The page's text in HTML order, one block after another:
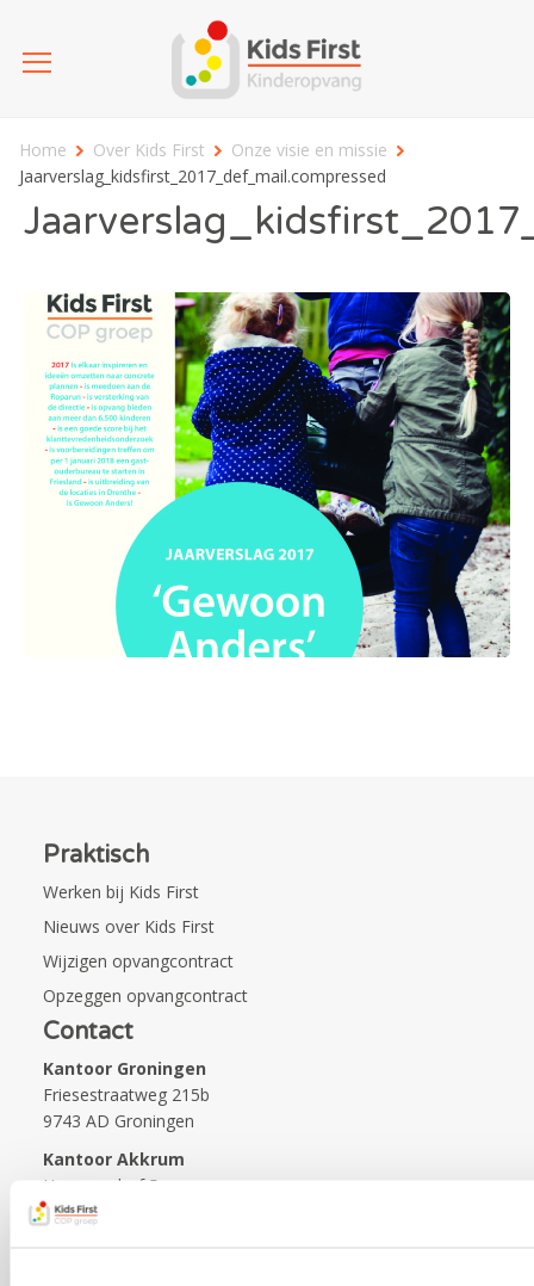
Home Over Kids First
Onze visie en missie
Jaarverslag_kidsfirst_2017_def_mail.compressed
Praktisch
Werken bij Kids First
Nieuws over Kids First
Wijzigen opvangcontract
Opzeggen opvangcontract
Contact
Kantoor Groningen
Friesestraatweg 215b
9743 AD Groningen
Kantoor Akkrum
Hopmanshof 5
8491 BK Akkrum